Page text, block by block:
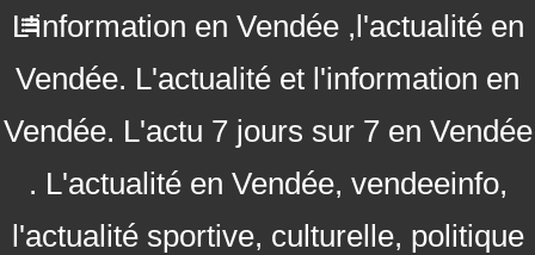
L'information en Vendée ,l'actualité en
Vendée. L'actualité et l'information en
Vendée. L'actu 7 jours sur 7 en Vendée
. L'actualité en Vendée, vendeeinfo,
l'actualité sportive, culturelle, politique